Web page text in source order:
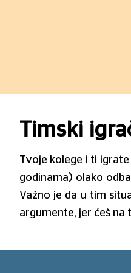
Timski
Tvoje kolege i ti
godinama) olako
Važno je da u tim
argumente, jer ćeš na